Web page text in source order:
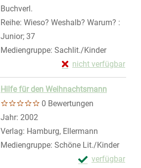
Buchverl.
Reihe: Wieso? Weshalb? Warum? :
Junior; 37
Mediengruppe: Sachlit./Kinder
nicht verfügbar
Exemplar-Details
Zum Download von
Hilfe für den Weihnachtsmann
0 Bewertungen
Suche nach diesem Verfasser
Jahr: 2002
Verlag: Hamburg, Ellermann
Mediengruppe: Schöne Lit./Kinder
verfügbar
Exemplar-